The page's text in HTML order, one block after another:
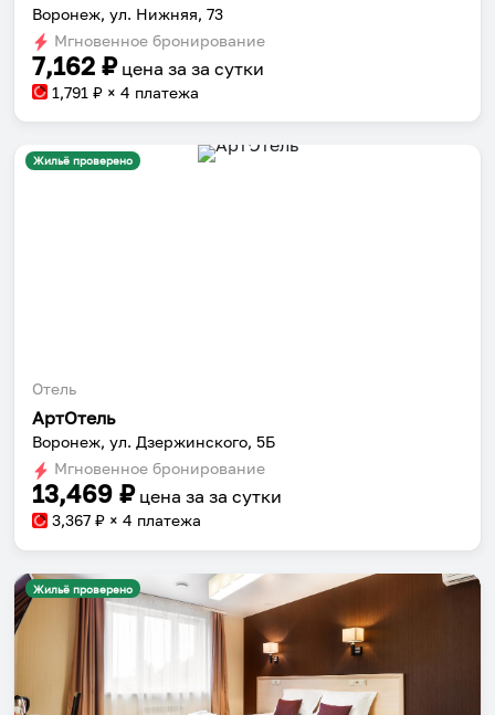
Воронеж, ул. Нижняя, 73
Мгновенное бронирование
7,162 ₽ цена за за сутки
1,791 ₽ × 4 платежа
Жильё проверено
Отель
АртОтель
Воронеж, ул. Дзержинского, 5Б
Мгновенное бронирование
13,469 ₽ цена за за сутки
3,367 ₽ × 4 платежа
Жильё проверено